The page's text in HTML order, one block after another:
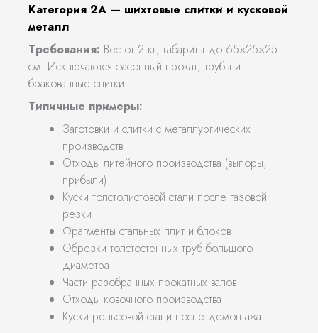
Категория 2А — шихтовые слитки и кусковой
металл
Требования: Вес от 2 кг, габариты до 65×25×25
см. Исключаются фасонный прокат, трубы и
бракованные слитки.
Типичные примеры:
Заготовки и слитки с металлургических
производств
Отходы литейного производства (выпоры,
прибыли)
Куски толстолистовой стали после газовой
резки
Фрагменты стальных плит и блоков
Обрезки толстостенных труб большого
диаметра
Части разобранных прокатных валов
Отходы ковочного производства
Куски рельсовой стали после демонтажа